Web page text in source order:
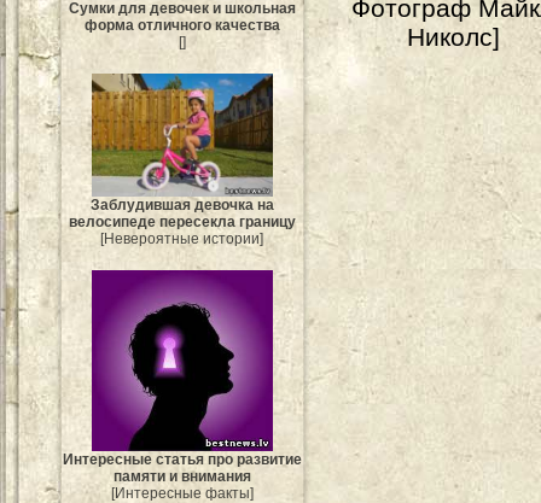
Сумки для девочек и школьная
форма отличного качества
[]
Заблудившая девочка на
велосипеде пересекла границу
[Невероятные истории]
Интересные статья про развитие
памяти и внимания
[Интересные факты]
Фотограф
Николс]